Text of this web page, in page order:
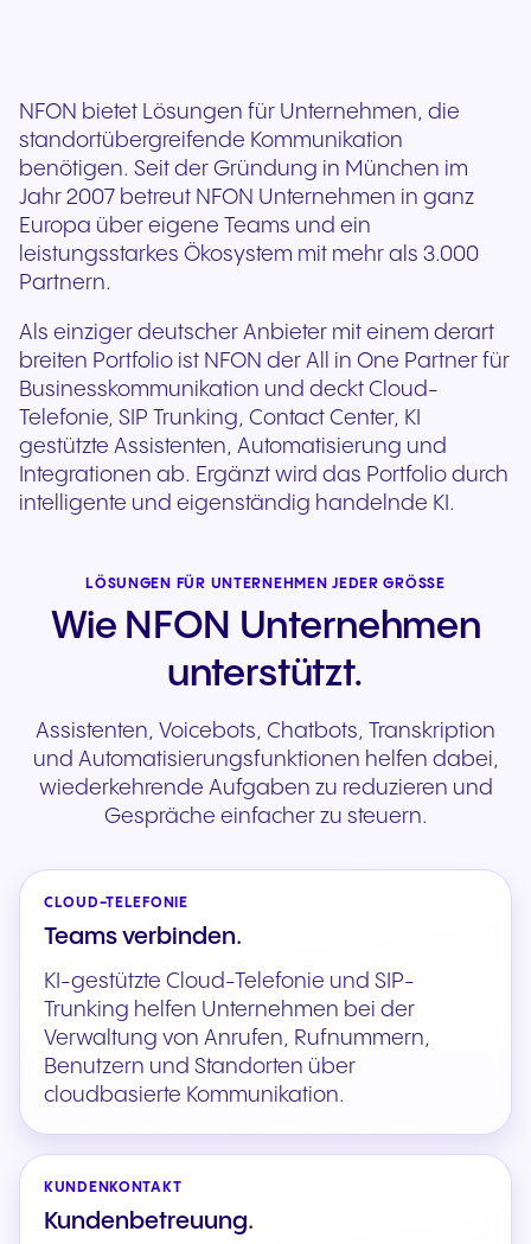
NFON bietet Lösungen für Unternehmen, die
standortübergreifende Kommunikation
benötigen. Seit der Gründung in München im
Jahr 2007 betreut NFON Unternehmen in ganz
Europa über eigene Teams und ein
leistungsstarkes Ökosystem mit mehr als 3.000
Partnern.
Als einziger deutscher Anbieter mit einem derart
breiten Portfolio ist NFON der All in One Partner für
Businesskommunikation und deckt Cloud-
Telefonie, SIP Trunking, Contact Center, KI
gestützte Assistenten, Automatisierung und
Integrationen ab. Ergänzt wird das Portfolio durch
intelligente und eigenständig handelnde KI.
LÖSUNGEN FÜR UNTERNEHMEN JEDER GRÖSSE
Wie NFON Unternehmen
unterstützt.
Assistenten, Voicebots, Chatbots, Transkription
und Automatisierungsfunktionen helfen dabei,
wiederkehrende Aufgaben zu reduzieren und
Gespräche einfacher zu steuern.
CLOUD-TELEFONIE
Teams verbinden.
KI-gestützte Cloud-Telefonie und SIP-
Trunking helfen Unternehmen bei der
Verwaltung von Anrufen, Rufnummern,
Benutzern und Standorten über
cloudbasierte Kommunikation.
KUNDENKONTAKT
Kundenbetreuung.